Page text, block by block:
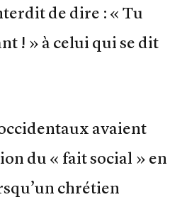
de dire : « Tu
! » à celui qui se dit
avaient
du « fait social » en
chrétien